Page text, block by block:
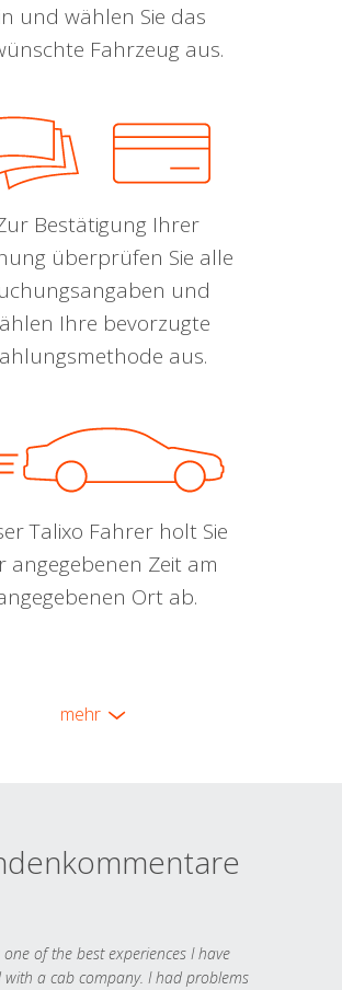
und wählen Sie das
Fahrzeug aus.
Bestätigung Ihrer
überprüfen Sie alle
und
Ihre bevorzugte
aus.
Talixo Fahrer holt Sie
angegebenen Zeit am
Ort ab.
mehr
one of the best experiences I have
with a cab company. I had problems